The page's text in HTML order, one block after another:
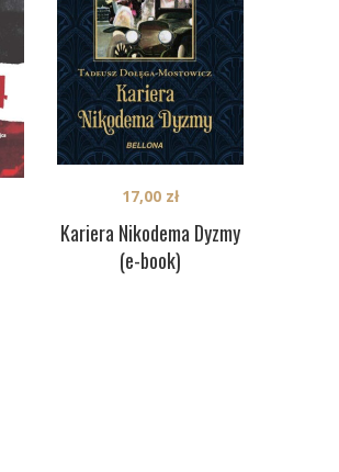
Kariera Nikodema Dyzmy
(e-book)
17,00 zł